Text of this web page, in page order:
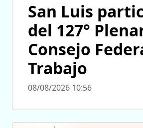
San Luis
del 127°
Consejo
Trabajo
08/08/2026 10:56